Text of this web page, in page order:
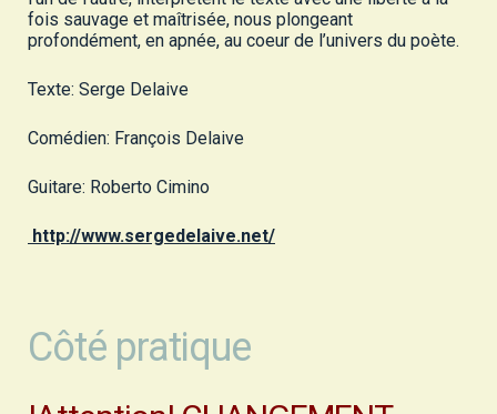
fois sauvage et maîtrisée, nous plongeant
profondément, en apnée, au coeur de l’univers du poète.
Texte: Serge Delaive
Comédien: François Delaive
Guitare: Roberto Cimino
http://www.sergedelaive.net/
Côté pratique